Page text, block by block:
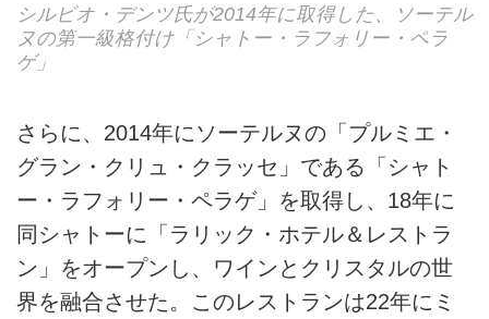
シルビオ・デンツ氏が2014年に取得した、ソーテル
ヌの第一級格付け「シャトー・ラフォリー・ペラ
ゲ」
さらに、2014年にソーテルヌの「プルミエ・
グラン・クリュ・クラッセ」である「シャト
ー・ラフォリー・ペラゲ」を取得し、18年に
同シャトーに「ラリック・ホテル＆レストラ
ン」をオープンし、ワインとクリスタルの世
界を融合させた。このレストランは22年にミ